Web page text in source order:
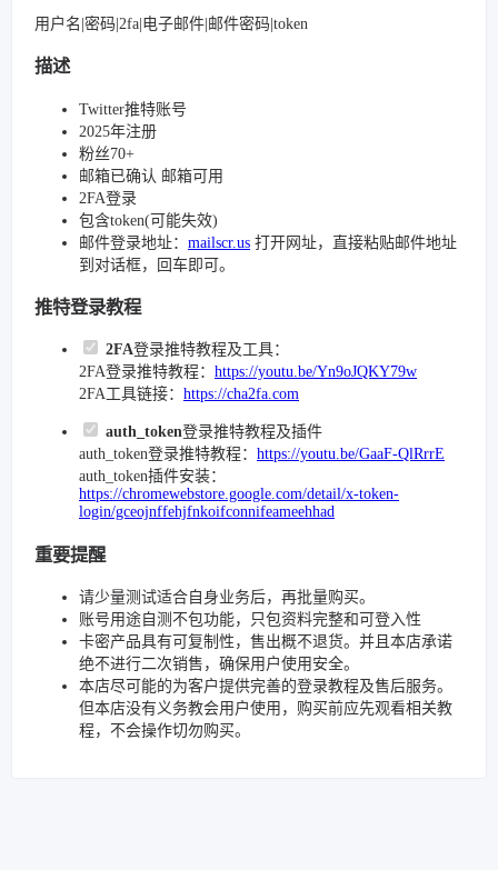
用户名|密码|2fa|电子邮件|邮件密码|token
描述
Twitter推特账号
2025年注册
粉丝70+
邮箱已确认 邮箱可用
2FA登录
包含token(可能失效)
邮件登录地址： mailscr.us 打开网址，直接粘贴邮件地址
到对话框，回车即可。
推特登录教程
2FA登录推特教程及工具：
2FA登录推特教程： https://youtu.be/Yn9oJQKY79w
2FA工具链接： https://cha2fa.com
auth_token登录推特教程及插件
auth_token登录推特教程： https://youtu.be/GaaF-QlRrrE
auth_token插件安装：
https://chromewebstore.google.com/detail/x-token-
login/gceojnffehjfnkoifconnifeameehhad
重要提醒
请少量测试适合自身业务后，再批量购买。
账号用途自测不包功能，只包资料完整和可登入性
卡密产品具有可复制性，售出概不退货。并且本店承诺
绝不进行二次销售，确保用户使用安全。
本店尽可能的为客户提供完善的登录教程及售后服务。
但本店没有义务教会用户使用，购买前应先观看相关教
程，不会操作切勿购买。